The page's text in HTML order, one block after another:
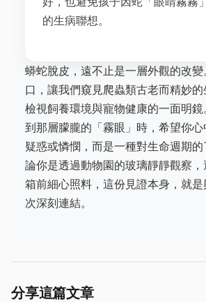
的生病聯想。
蟒蛇脫皮，遠不止是一層外觀的改
口，讓我們窺見爬蟲類古老而精妙
檢視飼養環境與寵物健康的一面明
到那層朦朧的「霧眼」時，希望你
疑惑或憐憫，而是一種對生命週期
論你是透過動物園的玻璃靜靜觀察
箱前細心照料，這份見證本身，就
次深刻連結。
分享這篇文章